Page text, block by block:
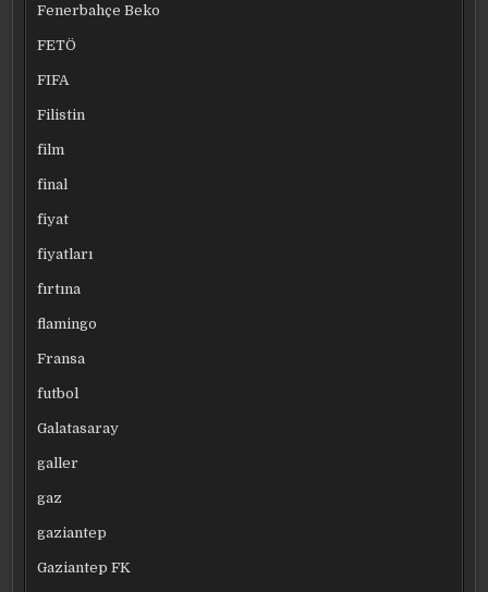
Fenerbahçe Beko
FETÖ
FIFA
Filistin
film
final
fiyat
fiyatları
fırtına
flamingo
Fransa
futbol
Galatasaray
galler
gaz
gaziantep
Gaziantep FK